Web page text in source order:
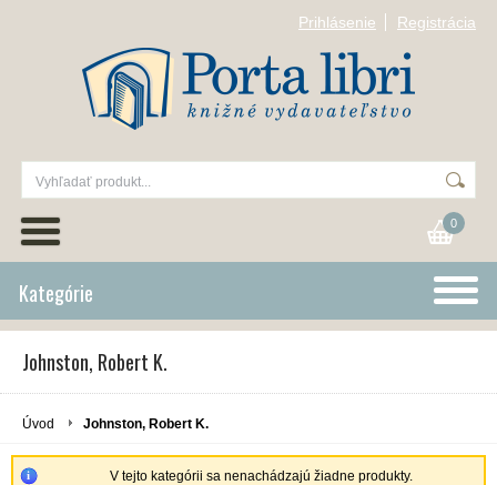
Prihlásenie Registrácia
0
Kategórie
Johnston, Robert K.
Úvod Johnston, Robert K.
V tejto kategórii sa nenachádzajú žiadne produkty.